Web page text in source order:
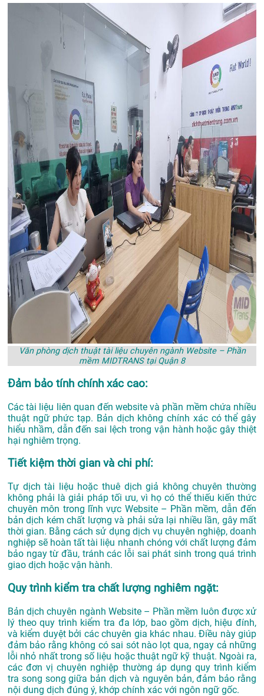
Văn phòng dịch thuật tài liệu chuyên ngành Website – Phần
mềm MIDTRANS tại Quận 8
Đảm bảo tính chính xác cao:
Các tài liệu liên quan đến website và phần mềm chứa nhiều
thuật ngữ phức tạp. Bản dịch không chính xác có thể gây
hiểu nhầm, dẫn đến sai lệch trong vận hành hoặc gây thiệt
hại nghiêm trọng.
Tiết kiệm thời gian và chi phí:
Tự dịch tài liệu hoặc thuê dịch giả không chuyên thường
không phải là giải pháp tối ưu, vì họ có thể thiếu kiến thức
chuyên môn trong lĩnh vực Website – Phần mềm, dẫn đến
bản dịch kém chất lượng và phải sửa lại nhiều lần, gây mất
thời gian. Bằng cách sử dụng dịch vụ chuyên nghiệp, doanh
nghiệp sẽ hoàn tất tài liệu nhanh chóng với chất lượng đảm
bảo ngay từ đầu, tránh các lỗi sai phát sinh trong quá trình
giao dịch hoặc vận hành.
Quy trình kiểm tra chất lượng nghiêm ngặt:
Bản dịch chuyên ngành Website – Phần mềm luôn được xử
lý theo quy trình kiểm tra đa lớp, bao gồm dịch, hiệu đính,
và kiểm duyệt bởi các chuyên gia khác nhau. Điều này giúp
đảm bảo rằng không có sai sót nào lọt qua, ngay cả những
lỗi nhỏ nhất trong số liệu hoặc thuật ngữ kỹ thuật. Ngoài ra,
các đơn vị chuyên nghiệp thường áp dụng quy trình kiểm
tra song song giữa bản dịch và nguyên bản, đảm bảo rằng
nội dung dịch đúng ý, khớp chính xác với ngôn ngữ gốc.